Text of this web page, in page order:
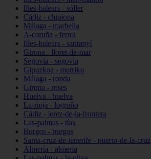
Illes-balears - sóller
Cádiz - chipiona
Málaga - marbella
A-coruña - ferrol
Illes-balears - santanyí
Girona - lloret-de-mar
Segovia - segovia
Gipuzkoa - mutriku
Málaga - ronda
Girona - roses
Huelva - huelva
La-rioja - logroño
Cádiz - jerez-de-la-frontera
Las-palmas - tías
Burgos - burgos
Santa-cruz-de-tenerife - puerto-de-la-cruz
Almería - almería